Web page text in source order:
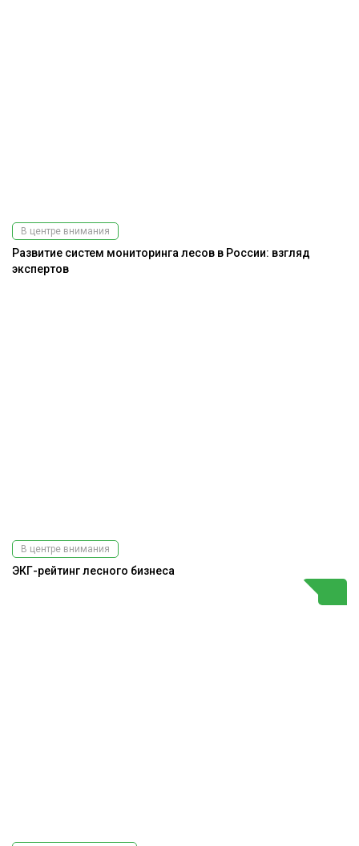
В центре внимания
Развитие систем мониторинга лесов в России: взгляд
экспертов
В центре внимания
ЭКГ-рейтинг лесного бизнеса